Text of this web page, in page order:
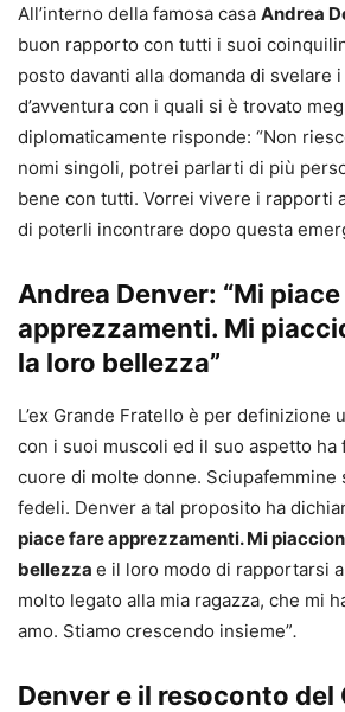
All’interno della famosa casa Andrea
buon rapporto con tutti i suoi
posto davanti alla domanda di svelare
d’avventura con i quali si è trovato
diplomaticamente risponde: “Non
nomi singoli, potrei parlarti di più
bene con tutti. Vorrei vivere i rapporti
di poterli incontrare dopo questa
Andrea Denver: “Mi
apprezzamenti. Mi
la loro bellezza”
L’ex Grande Fratello è per definizione
con i suoi muscoli ed il suo aspetto ha
cuore di molte donne. Sciupafemmine
fedeli. Denver a tal proposito ha
piace fare apprezzamenti. Mi
bellezza e il loro modo di rapportarsi
molto legato alla mia ragazza, che mi
amo. Stiamo crescendo insieme”.
Denver e il resoconto del